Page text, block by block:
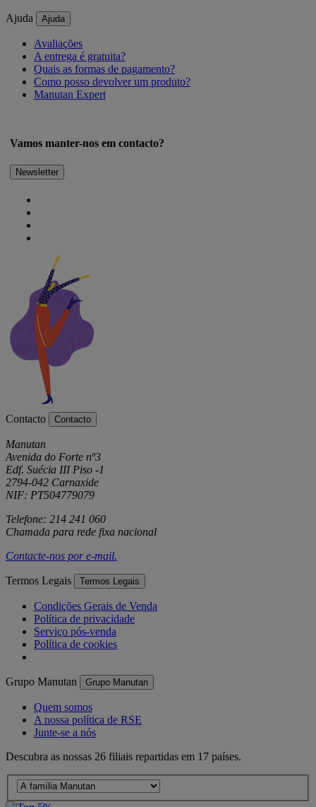
Ajuda Ajuda
Avaliações
A entrega é gratuita?
Quais as formas de pagamento?
Como posso devolver um produto?
Manutan Expert
Vamos manter-nos em contacto?
Newsletter
Contacto Contacto
Manutan
Avenida do Forte nº3
Edf. Suécia III Piso -1
2794-042 Carnaxide
NIF: PT504779079
Telefone: 214 241 060
Chamada para rede fixa nacional
Contacte-nos pore-mail.
Termos Legais Termos Legais
Condições Gerais de Venda
Política de privacidade
Serviço pós-venda
Política de cookies
Grupo Manutan Grupo Manutan
Quem somos
A nossa política de RSE
Junte-se a nós
Descubra as nossas 26 filiais repartidas em 17 países.